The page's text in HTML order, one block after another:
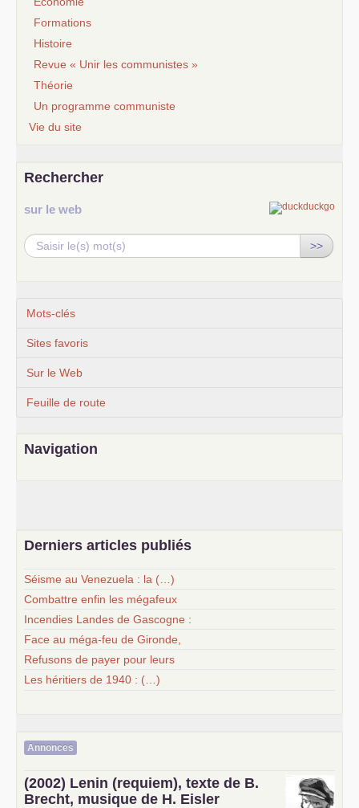
Formations
Histoire
Revue « Unir les communistes »
Théorie
Un programme communiste
Vie du site
Rechercher
sur le web
>>
Mots-clés
Sites favoris
Sur le Web
Feuille de route
Navigation
Derniers articles publiés
Séisme au Venezuela : la (…)
Combattre enfin les mégafeux
Incendies Landes de Gascogne :
Face au méga-feu de Gironde,
Refusons de payer pour leurs
Les héritiers de 1940 : (…)
Annonces
(2002) Lenin (requiem), texte de B.
Brecht, musique de H. Eisler